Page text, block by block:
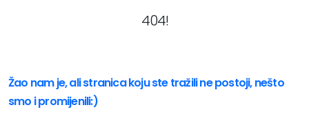
404!
Žao nam je, ali stranica koju ste tražili ne postoji, nešto
smo i promijenili:)